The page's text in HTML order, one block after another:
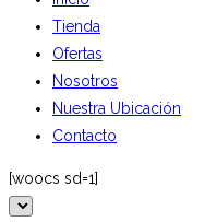
Tienda
Ofertas
Nosotros
Nuestra Ubicación
Contacto
[woocs sd=1]